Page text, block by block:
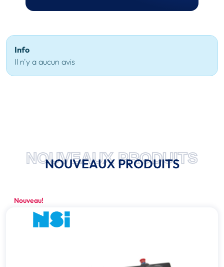
Info
Il n'y a aucun avis
NOUVEAUX PRODUITS
NOUVEAUX PRODUITS
Nouveau!